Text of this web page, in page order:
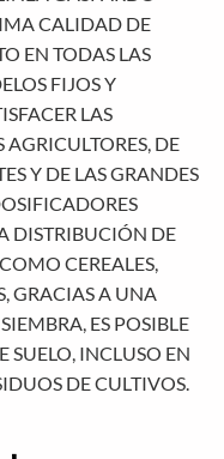
CALIDAD DE
EN TODAS LAS
FIJOS Y
LAS
AGRICULTORES, DE
Y DE LAS GRANDES
DISTRIBUCIÓN DE
CEREALES,
GRACIAS A UNA
ES POSIBLE
SUELO, INCLUSO EN
DE CULTIVOS.